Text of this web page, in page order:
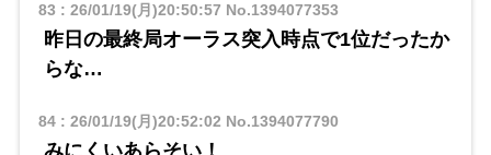
83 : 26/01/19(月)20:50:57 No.1394077353
昨日の最終局オーラス突入時点で1位だったか
らな…
84: 26/01/19(月)20:52:02 No.1394077790